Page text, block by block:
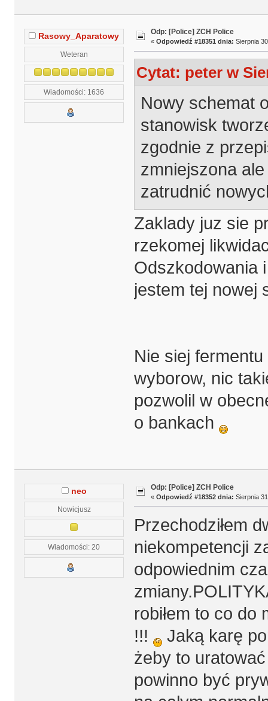
Rasowy_Aparatowy
Weteran
Wiadomości: 1636
Odp: [Police] ZCH Police
« Odpowiedź #18351 dnia: Sierpnia
Cytat: peter w
Nowy schemat
stanowisk
zgodnie z
zmniejszona
zatrudnić
Zaklady juz sie
rzekomej
Odszkodowania
jestem tej nowej
Nie siej
wyborow, nic
pozwolil w
o bankach
neo
Nowicjusz
Wiadomości: 20
Odp: [Police] ZCH Police
« Odpowiedź #18352 dnia: Sierpnia
Przechodziłem
niekompetencji
odpowiednim
robiłem to co do
!!!
Jaką karę
żeby to
powinno być